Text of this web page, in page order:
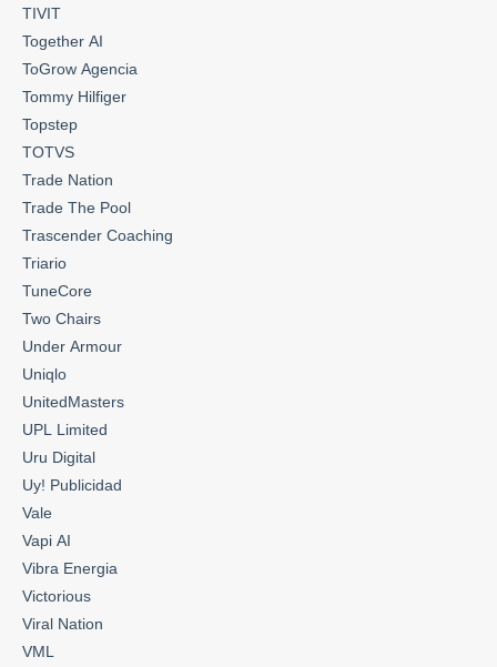
TIVIT
Together AI
ToGrow Agencia
Tommy Hilfiger
Topstep
TOTVS
Trade Nation
Trade The Pool
Trascender Coaching
Triario
TuneCore
Two Chairs
Under Armour
Uniqlo
UnitedMasters
UPL Limited
Uru Digital
Uy! Publicidad
Vale
Vapi AI
Vibra Energia
Victorious
Viral Nation
VML